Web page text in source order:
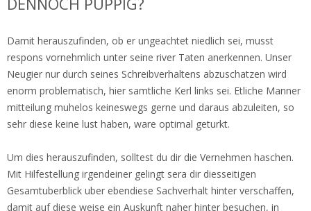
Damit herauszufinden, ob er ungeachtet niedlich sei, musst
respons vornehmlich unter seine river Taten anerkennen. Unser
Neugier nur durch seines Schreibverhaltens abzuschatzen wird
enorm problematisch, hier samtliche Kerl links sei. Etliche Manner
mitteilung muhelos keineswegs gerne und daraus abzuleiten, so
sehr diese keine lust haben, ware optimal geturkt.
Um dies herauszufinden, solltest du dir die Vernehmen haschen.
Mit Hilfestellung irgendeiner gelingt sera dir diesseitigen
Gesamtuberblick uber ebendiese Sachverhalt hinter verschaffen,
damit auf diese weise ein Auskunft naher hinter besuchen, in